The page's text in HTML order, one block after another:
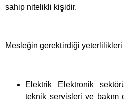
sahip nitelikli kişidir.
Mesleğin gerektirdiği
Elektrik Elektronik
teknik servisleri ve bakım